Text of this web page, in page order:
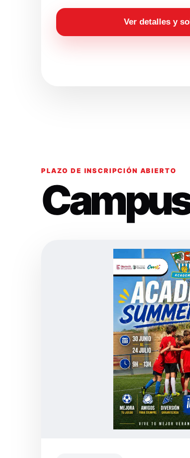
Ver detalles y
PLAZO DE INSCRIPCIÓN ABIERTO